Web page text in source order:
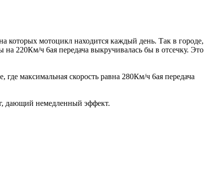
которых мотоцикл находится каждый день. Так в городе,
220Км/ч 6ая передача выкручивалась бы в отсечку. Это
максимальная скорость равна 280Км/ч 6ая передача
дающий немедленный эффект.